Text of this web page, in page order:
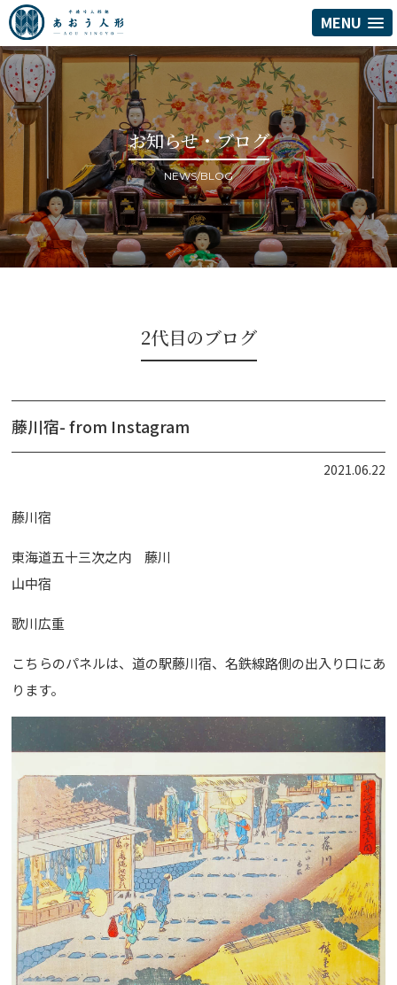
MENU
お知らせ・ブログ
NEWS/BLOG
2代目のブログ
藤川宿- from Instagram
2021.06.22
藤川宿
東海道五十三次之内 藤川
山中宿
歌川広重
こちらのパネルは、道の駅藤川宿、名鉄線路側の出入り口にあ
ります。